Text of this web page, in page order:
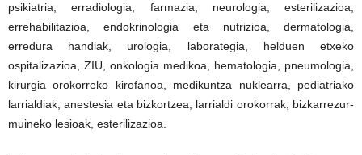
psikiatria, erradiologia, farmazia, neurologia, esterilizazioa,
errehabilitazioa, endokrinologia eta nutrizioa, dermatologia,
erredura handiak, urologia, laborategia, helduen etxeko
ospitalizazioa, ZIU, onkologia medikoa, hematologia, pneumologia,
kirurgia orokorreko kirofanoa, medikuntza nuklearra, pediatriako
larrialdiak, anestesia eta bizkortzea, larrialdi orokorrak, bizkarrezur-
muineko lesioak, esterilizazioa.